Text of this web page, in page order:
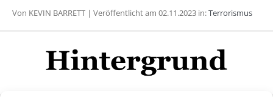
Von KEVIN BARRETT | Veröffentlicht am 02.11.2023 in:Terrorismus